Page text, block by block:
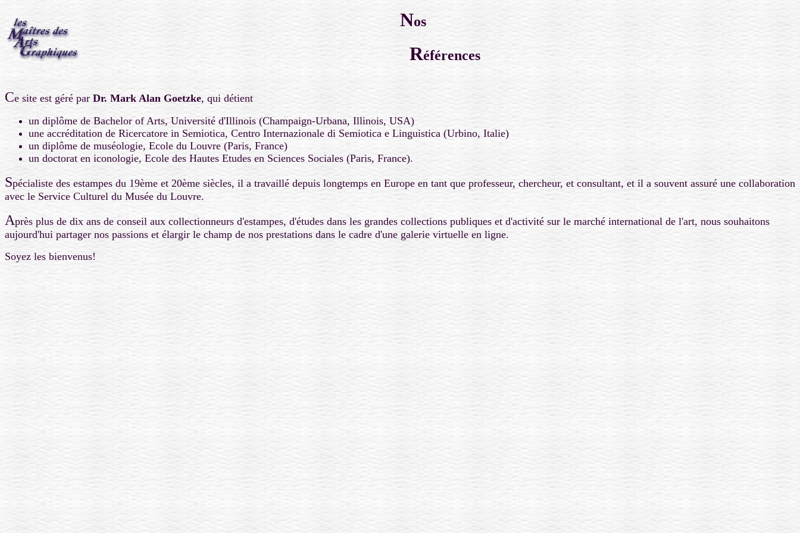
Nos
Références
Ce site est géré par Dr. Mark Alan Goetzke, qui détient
un diplôme de Bachelor of Arts, Université d'Illinois (Champaign-Urbana, Illinois, USA)
une accréditation de Ricercatore in Semiotica, Centro Internazionale di Semiotica e Linguistica (Urbino, Italie)
un diplôme de muséologie, Ecole du Louvre (Paris, France)
un doctorat en iconologie, Ecole des Hautes Etudes en Sciences Sociales (Paris, France).
Spécialiste des estampes du 19ème et 20ème siècles, il a travaillé depuis longtemps en Europe en tant que professeur, chercheur, et consultant, et il a souvent assuré une collaboration
avec le Service Culturel du Musée du Louvre.
Après plus de dix ans de conseil aux collectionneurs d'estampes, d'études dans les grandes collections publiques et d'activité sur le marché international de l'art, nous souhaitons
aujourd'hui partager nos passions et élargir le champ de nos prestations dans le cadre d'une galerie virtuelle en ligne.
Soyez les bienvenus!